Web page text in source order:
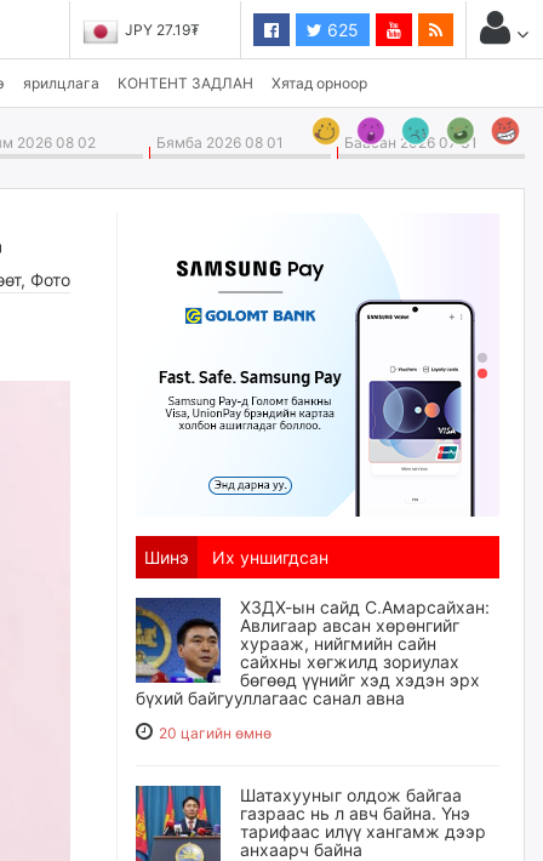
JPY 27.19₮ CHF 3,824.26₮ 625
ярилцлага КОНТЕНТ ЗАДЛАН Хятад орноор
2026 08 02 Бямба 2026 08 01 Баасан 2026 07 31
, Фото
Шинэ Их уншигдсан
ХЗДХ-ын сайд С.Амарсайхан:
Авлигаар авсан хөрөнгийг
хурааж, нийгмийн сайн
сайхны хөгжилд зориулах
бөгөөд үүнийг хэд хэдэн эрх
бүхий байгууллагаас санал авна
20 цагийн өмнө
Шатахууныг олдож байгаа
газраас нь л авч байна. Үнэ
тарифаас илүү хангамж дээр
анхаарч байна